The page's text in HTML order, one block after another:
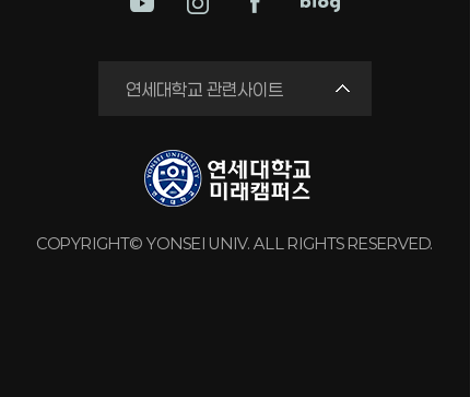
COPYRIGHT© YONSEI UNIV. ALL RIGHTS RESERVED.
연세대학교 관련사이트
미래평생교육원
연구실 안전관리시스템
세브란스병원
강남세브란스병원